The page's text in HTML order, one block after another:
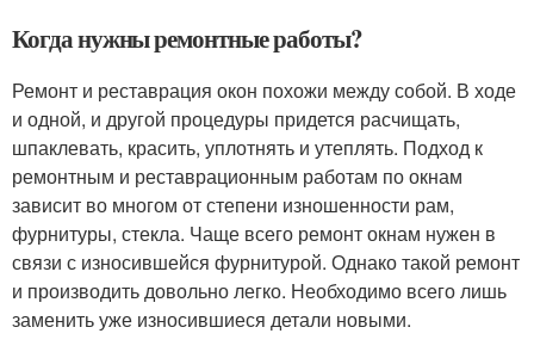
Когда нужны ремонтные работы?
Ремонт и реставрация окон похожи между собой. В ходе
и одной, и другой процедуры придется расчищать,
шпаклевать, красить, уплотнять и утеплять. Подход к
ремонтным и реставрационным работам по окнам
зависит во многом от степени изношенности рам,
фурнитуры, стекла. Чаще всего ремонт окнам нужен в
связи с износившейся фурнитурой. Однако такой ремонт
и производить довольно легко. Необходимо всего лишь
заменить уже износившиеся детали новыми.